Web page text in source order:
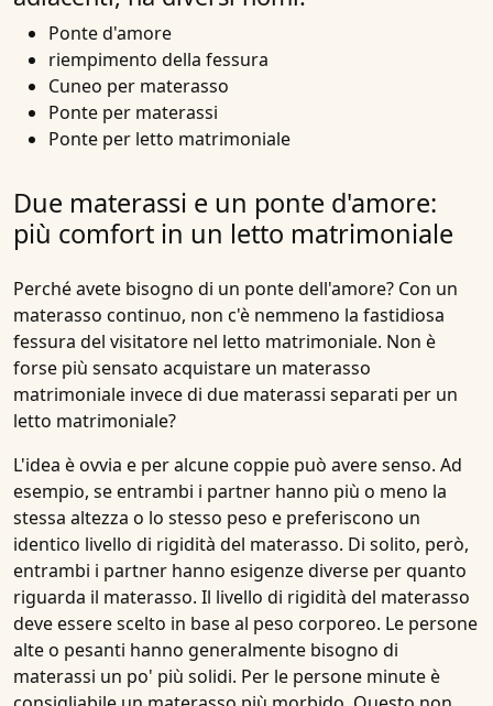
Ponte d'amore
riempimento della fessura
Cuneo per materasso
Ponte per materassi
Ponte per letto matrimoniale
Due materassi e un ponte d'amore:
più comfort in un letto matrimoniale
Perché avete bisogno di un ponte dell'amore? Con un
materasso continuo, non c'è nemmeno la fastidiosa
fessura del visitatore nel letto matrimoniale. Non è
forse più sensato acquistare un materasso
matrimoniale invece di due materassi separati per un
letto matrimoniale?
L'idea è ovvia e per alcune coppie può avere senso. Ad
esempio, se entrambi i partner hanno più o meno la
stessa altezza o lo stesso peso e preferiscono un
identico livello di rigidità del materasso. Di solito, però,
entrambi i partner hanno esigenze diverse per quanto
riguarda il materasso. Il livello di rigidità del materasso
deve essere scelto in base al peso corporeo. Le persone
alte o pesanti hanno generalmente bisogno di
materassi un po' più solidi. Per le persone minute è